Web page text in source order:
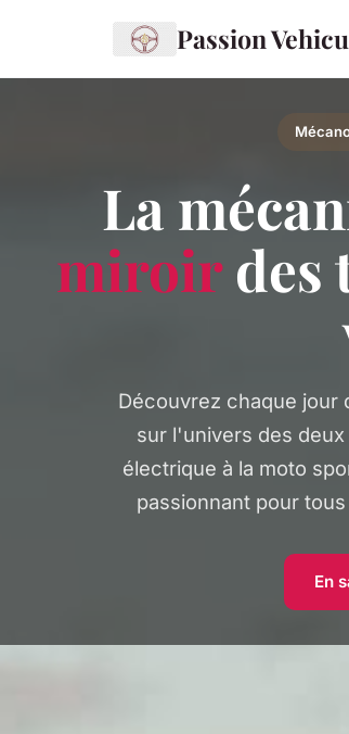
Passion
La
miroirdes
Découvrez chaque jour
sur l'univers des
électrique à la moto
passionnant pour
En